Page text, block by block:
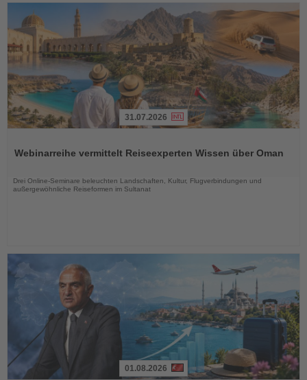
die
31.07.2026
Webinarreihe vermittelt Reiseexperten Wissen über Oman
Drei Online-Seminare beleuchten Landschaften, Kultur, Flugverbindungen und
außergewöhnliche Reiseformen im Sultanat
01.08.2026